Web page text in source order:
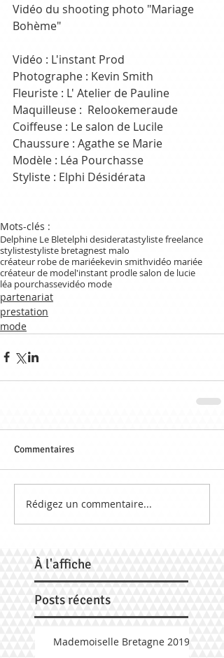
Vidéo du shooting photo "Mariage
Bohème"
Vidéo : L'instant Prod
Photographe : Kevin Smith
Fleuriste : L' Atelier de Pauline
Maquilleuse :  Relookemeraude
Coiffeuse : Le salon de Lucile
Chaussure : Agathe se Marie
Modèle : Léa Pourchasse
Styliste : Elphi Désidérata
Mots-clés :
Delphine Le Bletelphi desideratastyliste freelance
stylistestyliste bretagnest malo
créateur robe de mariéekevin smithvidéo mariée
créateur de model'instant prodle salon de lucie
léa pourchassevidéo mode
partenariat
prestation
mode
Commentaires
Rédigez un commentaire...
À l'affiche
Posts récents
Mademoiselle Bretagne 2019